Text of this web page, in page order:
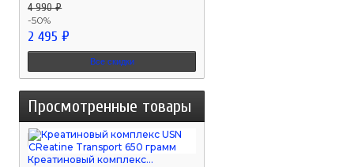
4 990 ₽
-50%
2 495 ₽
Все скидки
Просмотренные товары
Креатиновый комплекс...